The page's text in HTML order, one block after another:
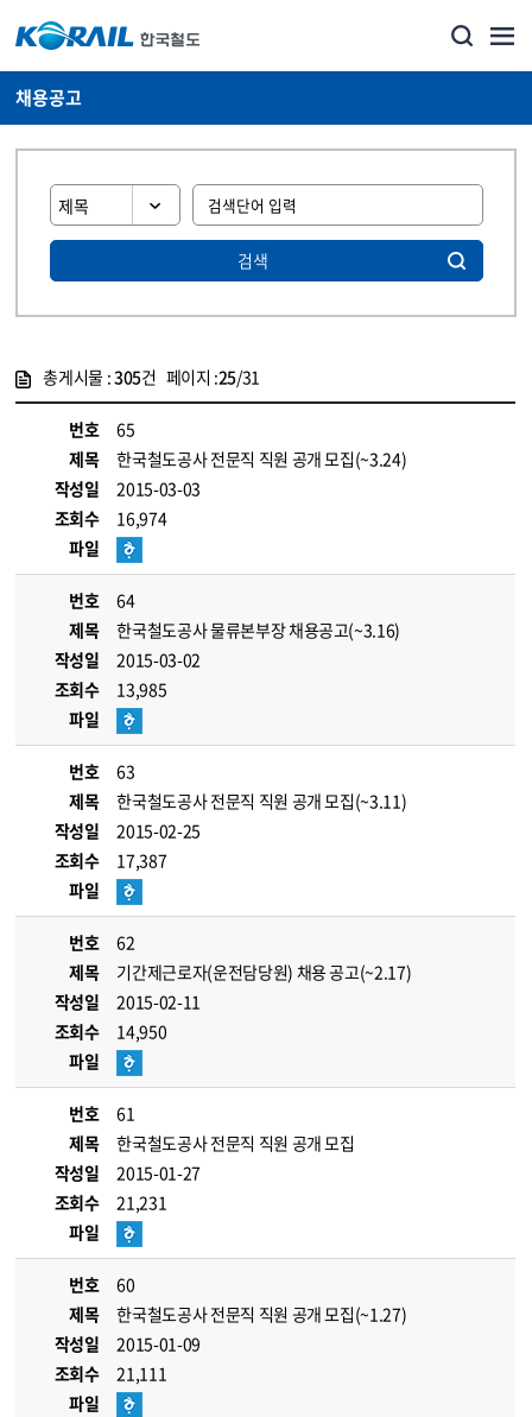
채용공고
검색
총게시물 :305건 페이지 :25/31
번호
65
제목
한국철도공사 전문직 직원 공개 모집(~3.24)
작성일
2015-03-03
조회수
16,974
파일
번호
64
제목
한국철도공사 물류본부장 채용공고(~3.16)
작성일
2015-03-02
조회수
13,985
파일
번호
63
제목
한국철도공사 전문직 직원 공개 모집(~3.11)
작성일
2015-02-25
조회수
17,387
파일
번호
62
제목
기간제근로자(운전담당원) 채용 공고(~2.17)
작성일
2015-02-11
조회수
14,950
파일
번호
61
제목
한국철도공사 전문직 직원 공개 모집
작성일
2015-01-27
조회수
21,231
파일
번호
60
제목
한국철도공사 전문직 직원 공개 모집(~1.27)
작성일
2015-01-09
조회수
21,111
파일